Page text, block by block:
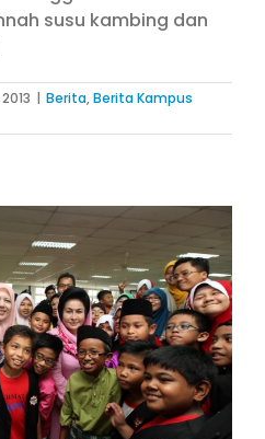
susu kambing dan
| Berita,Berita Kampus